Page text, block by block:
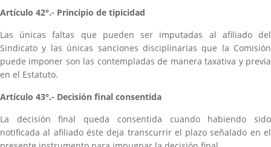
Artículo 42°.- Principio de tipicidad
Las únicas faltas que pueden ser imputadas al afiliado del
Sindicato y las únicas sanciones disciplinarias que la Comisión
puede imponer son las contempladas de manera taxativa y previa
en el Estatuto.
Artículo 43°.- Decisión final consentida
La decisión final queda consentida cuando habiendo sido
notificada al afiliado éste deja transcurrir el plazo señalado en el